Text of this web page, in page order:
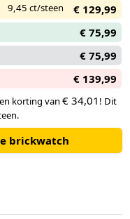
Usopp klimt in de
kraaiennest en Sanji
trap. Inclusief 4
9,45 ct/steen
€ 129,99
€ 75,99
€ 75,99
€ 139,99
korting van € 34,01 ! Dit
brickwatch